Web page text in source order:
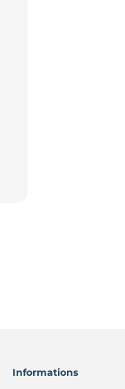
Informations